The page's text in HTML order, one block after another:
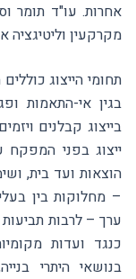
אחרות. עו"ד תומר
מקרקעין
תחומי הייצוג
בגין אי-התאמות
בייצוג קבלנים
ייצוג בפני
הוצאות ועד בית,
– מחלוקות בין
כנגד ועדות
בנושאי היתרי